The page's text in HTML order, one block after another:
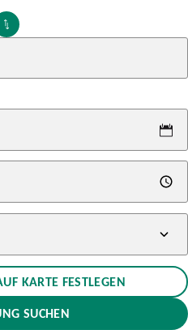
KARTE FESTLEGEN
SUCHEN